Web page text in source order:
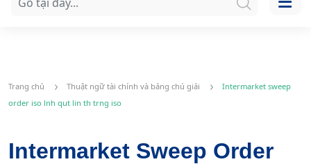
Trang chủ Thuật ngữ tài chính và bảng chú giải
Intermarket sweep
order iso lnh qut lin th trng iso
Intermarket Sweep Order